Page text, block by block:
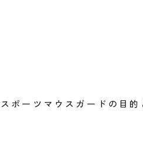
スポーツマウスガードの目的